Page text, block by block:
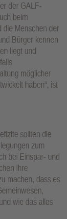
der GALF-
beim
die Menschen der
Bürger kennen
liegt und
möglicher
haben“, ist
sollten die
zum
bei Einspar- und
ihre
machen, dass es
wie das alles